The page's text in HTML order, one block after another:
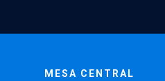
MESA CENTRAL